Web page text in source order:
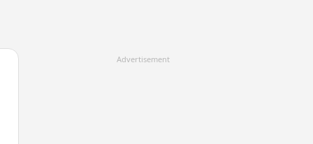
Advertisement